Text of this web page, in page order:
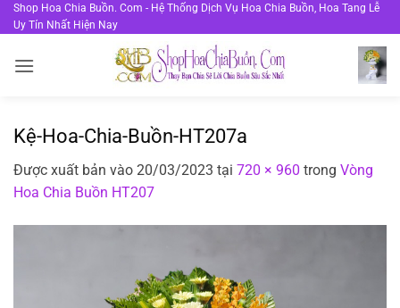
Bỏ
qua
dung
Shop Hoa Chia Buồn. Com - Hệ Thống Dịch Vụ Hoa Chia Buồn, Hoa Tang Lễ
Uy Tín Nhất Hiện Nay
Kệ-Hoa-Chia-Buồn-HT207a
Được xuất bản vào 20/03/2023 tại 720 × 960 trong Vòng
Hoa Chia Buồn HT207